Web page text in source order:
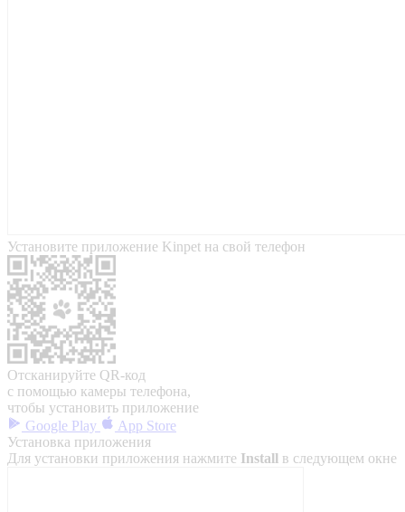
Установите приложение Kinpet на свой телефон
Отсканируйте QR-код
с помощью камеры телефона,
чтобы установить приложение
Google Play
App Store
Установка приложения
Для установки приложения нажмите Install в следующем окне